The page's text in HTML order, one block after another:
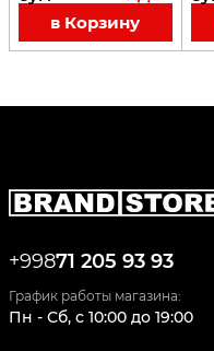
в Корзину
+99871 205 93 93
График работы магазина:
Пн - Сб, c 10:00 до 19:00